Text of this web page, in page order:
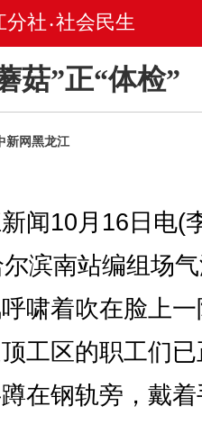
分社 • 社会民生
菇”正“体检”
新网黑龙江
10月16日电(
滨南站编组场
啸着吹在脸上
工区的职工们
在钢轨旁，戴